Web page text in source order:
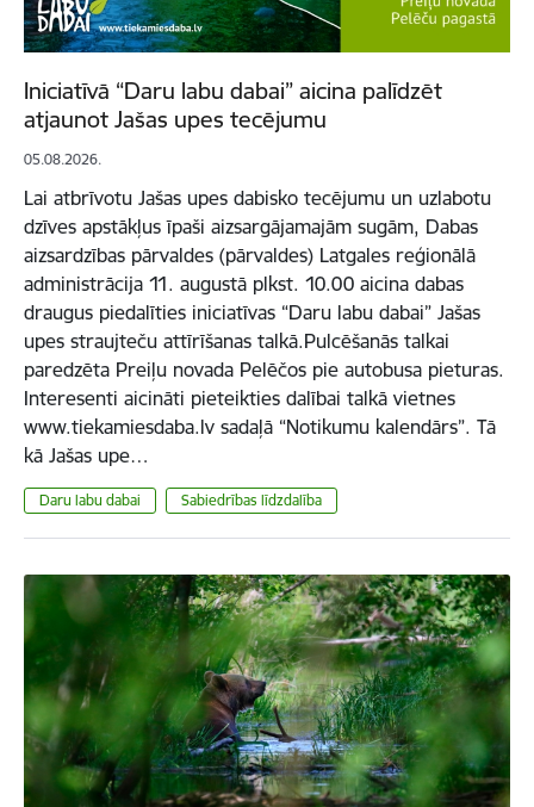
Iniciatīvā “Daru labu dabai” aicina palīdzēt
atjaunot Jašas upes tecējumu
05.08.2026.
Lai atbrīvotu Jašas upes dabisko tecējumu un uzlabotu
dzīves apstākļus īpaši aizsargājamajām sugām, Dabas
aizsardzības pārvaldes (pārvaldes) Latgales reģionālā
administrācija 11. augustā plkst. 10.00 aicina dabas
draugus piedalīties iniciatīvas “Daru labu dabai” Jašas
upes straujteču attīrīšanas talkā.Pulcēšanās talkai
paredzēta Preiļu novada Pelēčos pie autobusa pieturas.
Interesenti aicināti pieteikties dalībai talkā vietnes
www.tiekamiesdaba.lv sadaļā “Notikumu kalendārs”. Tā
kā Jašas upe…
Daru labu dabai Sabiedrības līdzdalība